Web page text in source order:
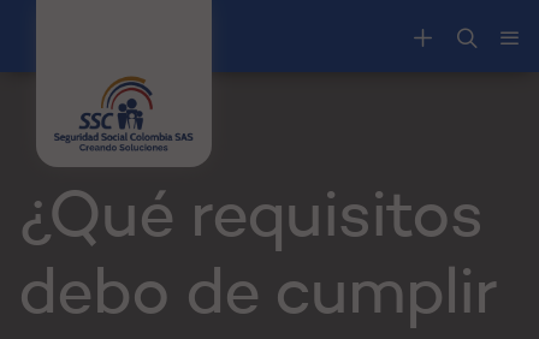
¿Qué requisitos
debo de cumplir